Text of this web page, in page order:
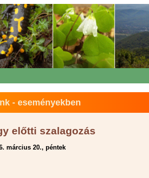
- eseményekben
előtti szalagozás
március 20., péntek